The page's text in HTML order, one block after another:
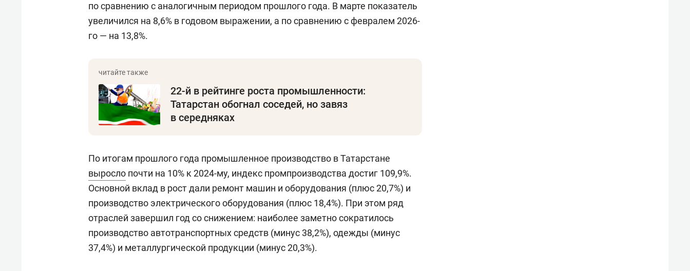
по сравнению с аналогичным периодом прошлого года. В марте показатель
увеличился на 8,6% в годовом выражении, а по сравнению с февралем 2026-
го — на 13,8%.
22-й в рейтинге роста промышленности:
Татарстан обогнал соседей, но завяз
в середняках
По итогам прошлого года промышленное производство в Татарстане
выросло почти на 10% к 2024-му, индекс промпроизводства достиг 109,9%.
Основной вклад в рост дали ремонт машин и оборудования (плюс 20,7%) и
производство электрического оборудования (плюс 18,4%). При этом ряд
отраслей завершил год со снижением: наиболее заметно сократилось
производство автотранспортных средств (минус 38,2%), одежды (минус
37,4%) и металлургической продукции (минус 20,3%).